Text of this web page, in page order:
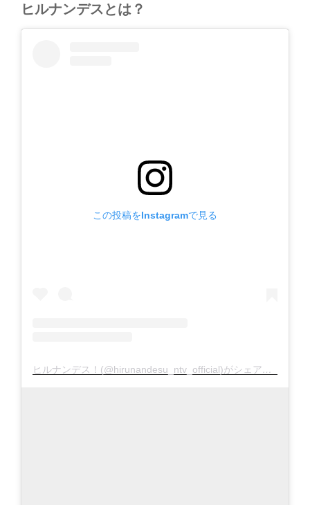
ヒルナンデスとは？
この投稿をInstagramで見る
ヒルナンデス！(@hirunandesu_ntv_official)がシェアした投稿